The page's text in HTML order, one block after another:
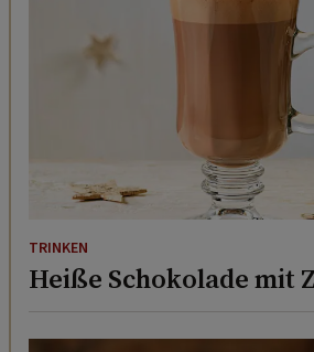
TRINKEN
Heiße Schokolade mit